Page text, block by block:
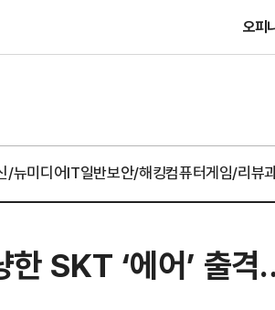
오피
/뉴미디어IT일반보안/해킹컴퓨터게임/리뷰
SKT ‘에어’ 출